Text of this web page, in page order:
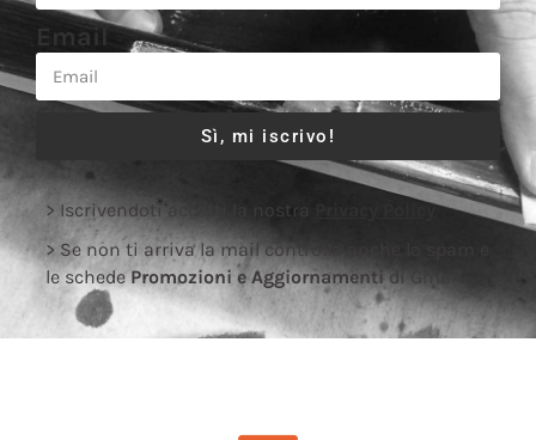
Email
Sì, mi iscrivo!
> Iscrivendoti accetti la nostra
Privacy Policy
> Se non ti arriva la mail controlla anche lo spam e
le schedePromozioni e Aggiornamentidi Gmail.